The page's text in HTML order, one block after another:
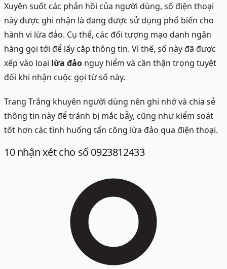
Xuyên suốt các phản hồi của người dùng, số điện thoại
này được ghi nhận là đang được sử dụng phổ biến cho
hành vi lừa đảo. Cụ thể, các đối tượng mạo danh ngân
hàng gọi tới để lấy cắp thông tin. Vì thế, số này đã được
xếp vào loại lừa đảo nguy hiểm và cần thận trọng tuyệt
đối khi nhận cuộc gọi từ số này.
Trang Trắng khuyên người dùng nên ghi nhớ và chia sẻ
thông tin này để tránh bị mắc bẫy, cũng như kiểm soát
tốt hơn các tình huống tấn công lừa đảo qua điện thoại.
10nhận xétcho số 0923812433